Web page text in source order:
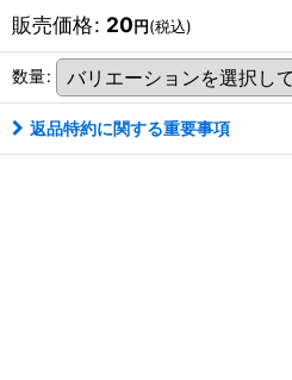
販売価格: 20円(税込)
数量:
返品特約に関する重要事項